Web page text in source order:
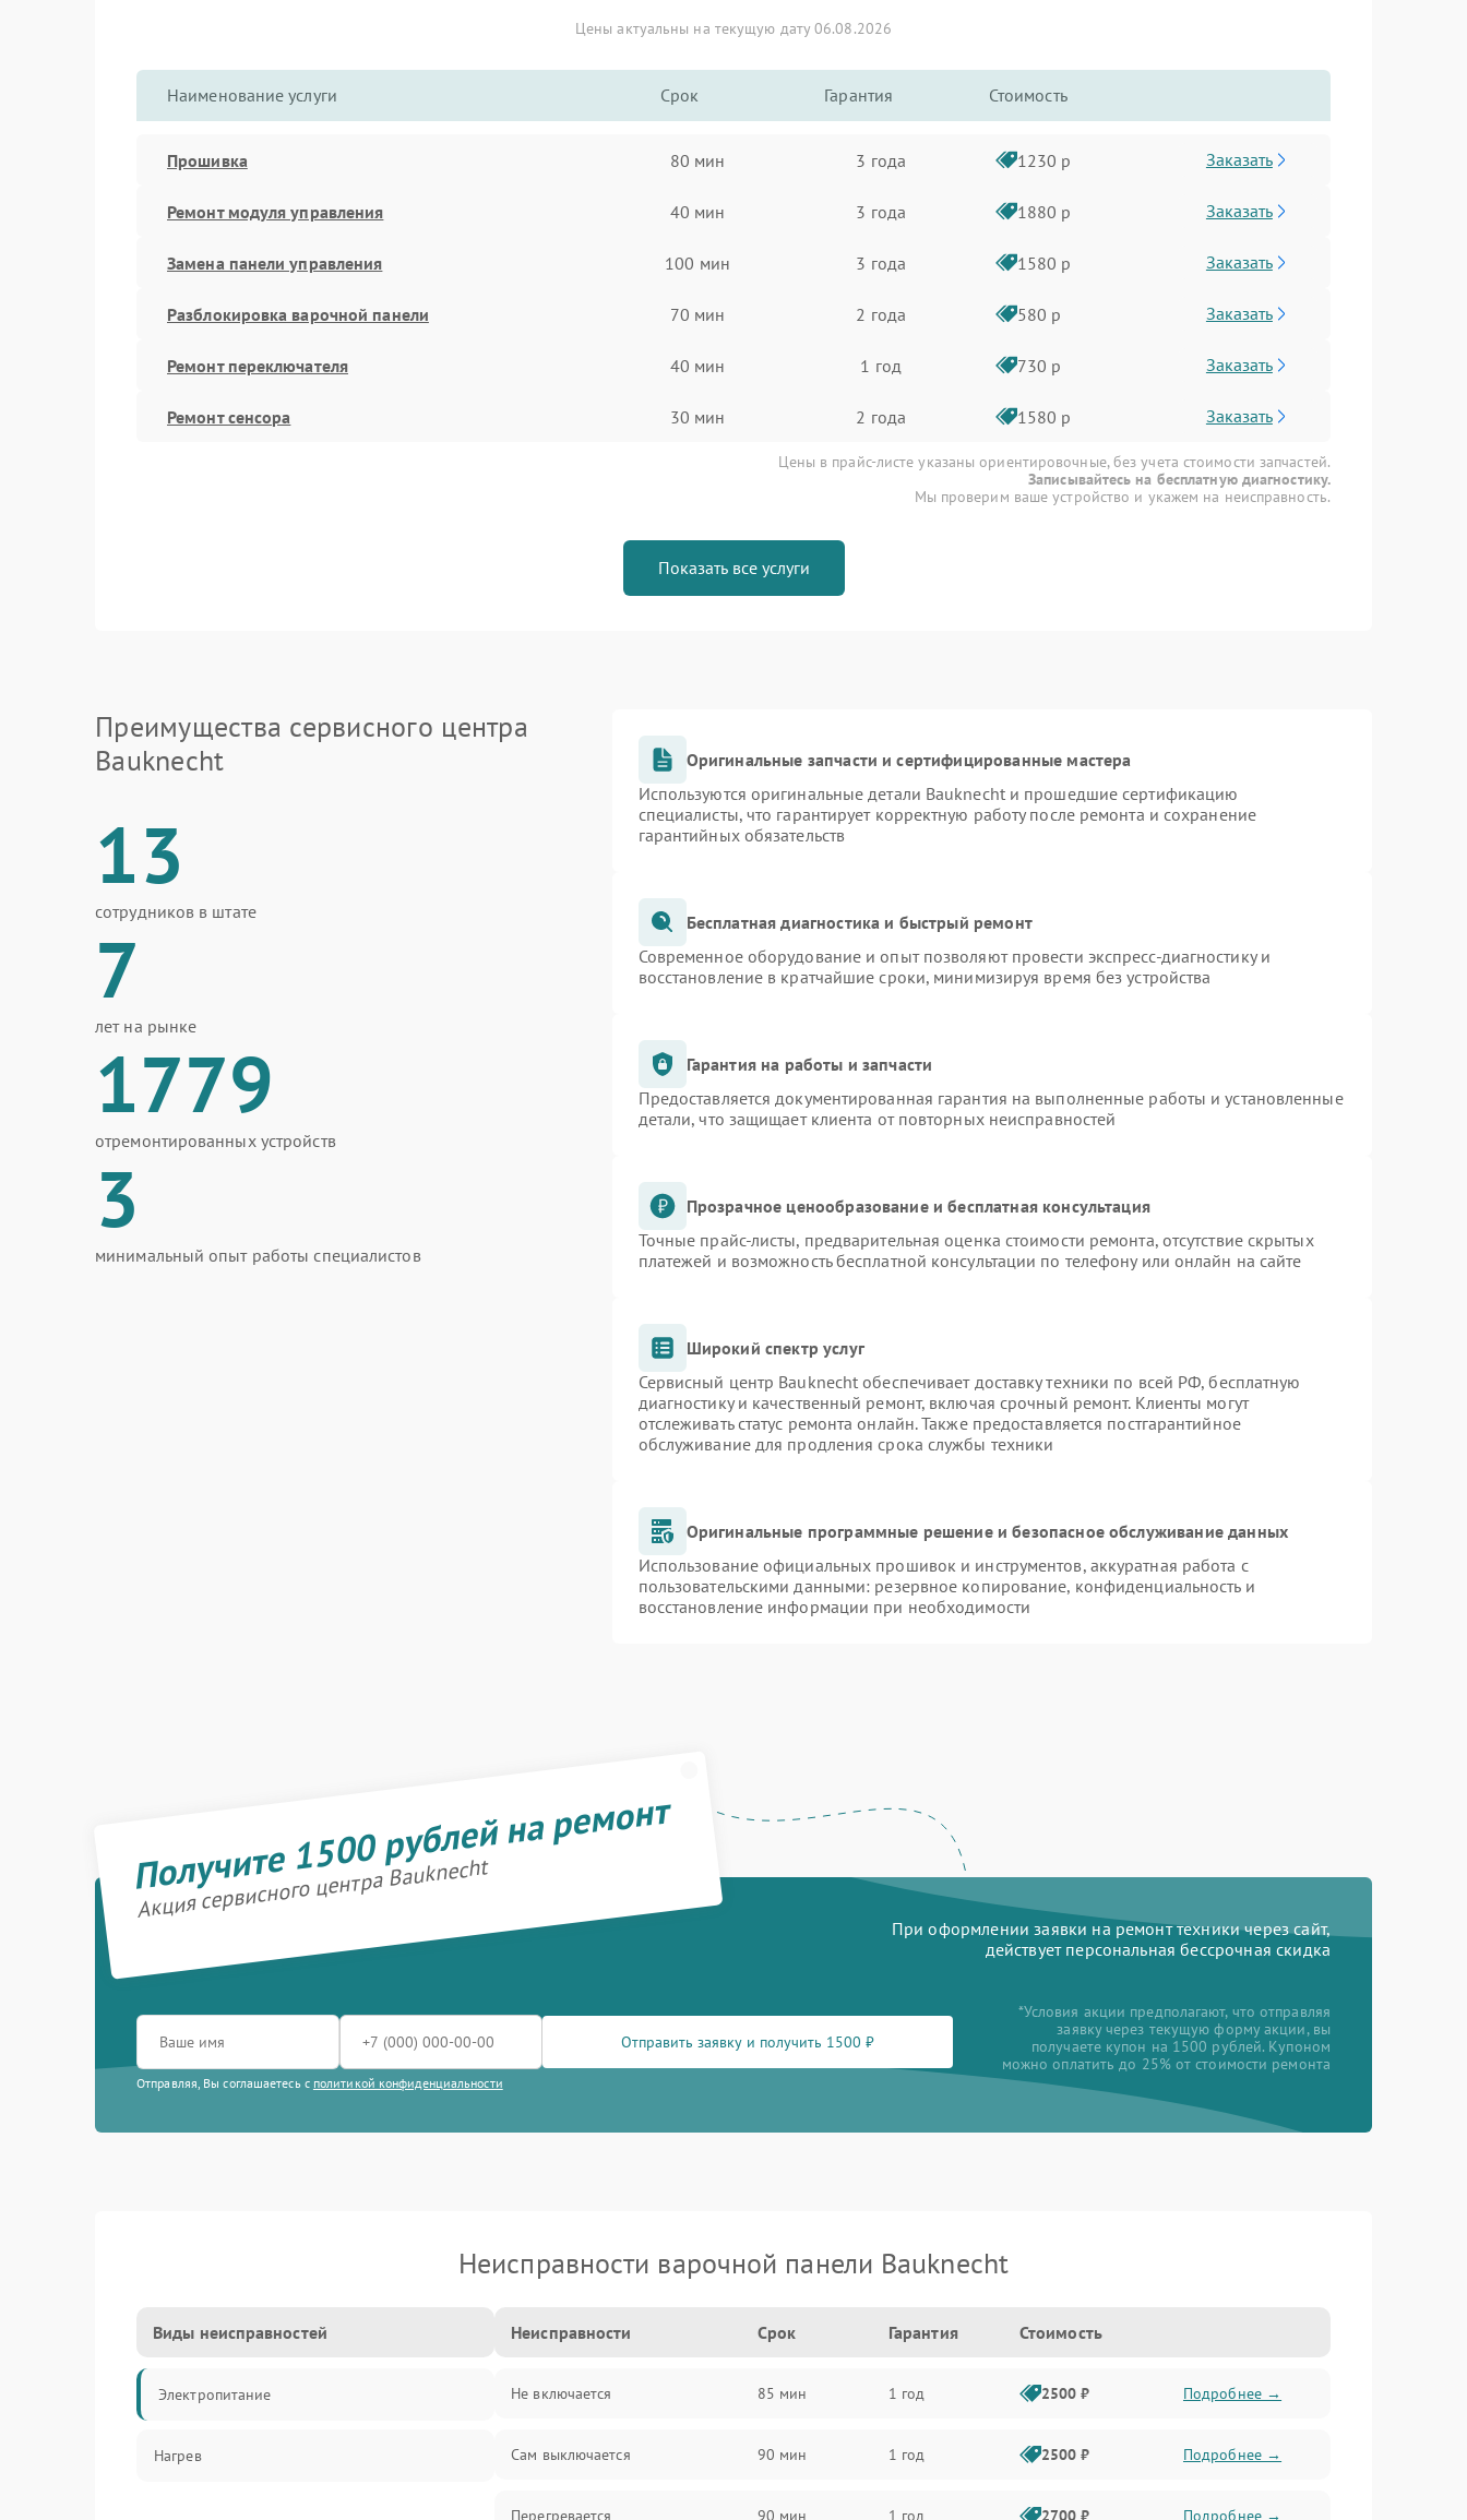
Цены актуальны на текущую дату 06.08.2026
Наименование услуги Срок Гарантия Стоимость
Прошивка 80 мин 3 года 1230 р Заказать
Ремонт модуля управления 40 мин 3 года 1880 р Заказать
Замена панели управления 100 мин 3 года 1580 р Заказать
Разблокировка варочной панели 70 мин 2 года 580 р Заказать
Ремонт переключателя 40 мин 1 год 730 р Заказать
Ремонт сенсора 30 мин 2 года 1580 р Заказать
Цены в прайс-листе указаны ориентировочные, без учета стоимости запчастей.
Записывайтесь на бесплатную диагностику.
Мы проверим ваше устройство и укажем на неисправность.
Показать все услуги
Преимущества сервисного центра
Bauknecht
13
сотрудников в штате
7
лет на рынке
1779
отремонтированных устройств
3
минимальный опыт работы специалистов
Оригинальные запчасти и сертифицированные мастера
Используются оригинальные детали Bauknecht и прошедшие сертификацию
специалисты, что гарантирует корректную работу после ремонта и сохранение
гарантийных обязательств
Бесплатная диагностика и быстрый ремонт
Современное оборудование и опыт позволяют провести экспресс-диагностику и
восстановление в кратчайшие сроки, минимизируя время без устройства
Гарантия на работы и запчасти
Предоставляется документированная гарантия на выполненные работы и установленные
детали, что защищает клиента от повторных неисправностей
Прозрачное ценообразование и бесплатная консультация
Точные прайс-листы, предварительная оценка стоимости ремонта, отсутствие скрытых
платежей и возможность бесплатной консультации по телефону или онлайн на сайте
Широкий спектр услуг
Сервисный центр Bauknecht обеспечивает доставку техники по всей РФ, бесплатную
диагностику и качественный ремонт, включая срочный ремонт. Клиенты могут
отслеживать статус ремонта онлайн. Также предоставляется постгарантийное
обслуживание для продления срока службы техники
Оригинальные программные решение и безопасное обслуживание данных
Использование официальных прошивок и инструментов, аккуратная работа с
пользовательскими данными: резервное копирование, конфиденциальность и
восстановление информации при необходимости
Получите 1500 рублей на ремонт
Акция сервисного центра Bauknecht
При оформлении заявки на ремонт техники через сайт,
действует персональная бессрочная скидка
Отправить заявку и получить 1500 ₽
Отправляя, Вы соглашаетесь с политикой конфиденциальности
*Условия акции предполагают, что отправляя
заявку через текущую форму акции, вы
получаете купон на 1500 рублей. Купоном
можно оплатить до 25% от стоимости ремонта
Неисправности варочной панели Bauknecht
Виды неисправностей
Электропитание
Нагрев
Неисправности Срок Гарантия Стоимость
Не включается 85 мин 1 год 2500 ₽ Подробнее →
Сам выключается 90 мин 1 год 2500 ₽ Подробнее →
Перегревается 90 мин 1 год 2700 ₽ Подробнее →